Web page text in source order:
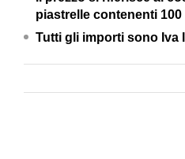
quantity
piastrelle contenenti 100
Tutti gli importi sono Iva